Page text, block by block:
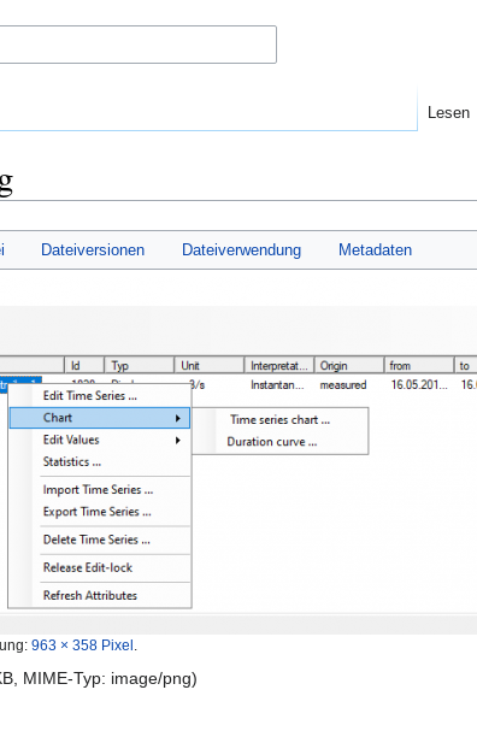
Lesen
Dateiversionen Dateiverwendung Metadaten
963 × 358 Pixel
MIME-Typ: image/png)